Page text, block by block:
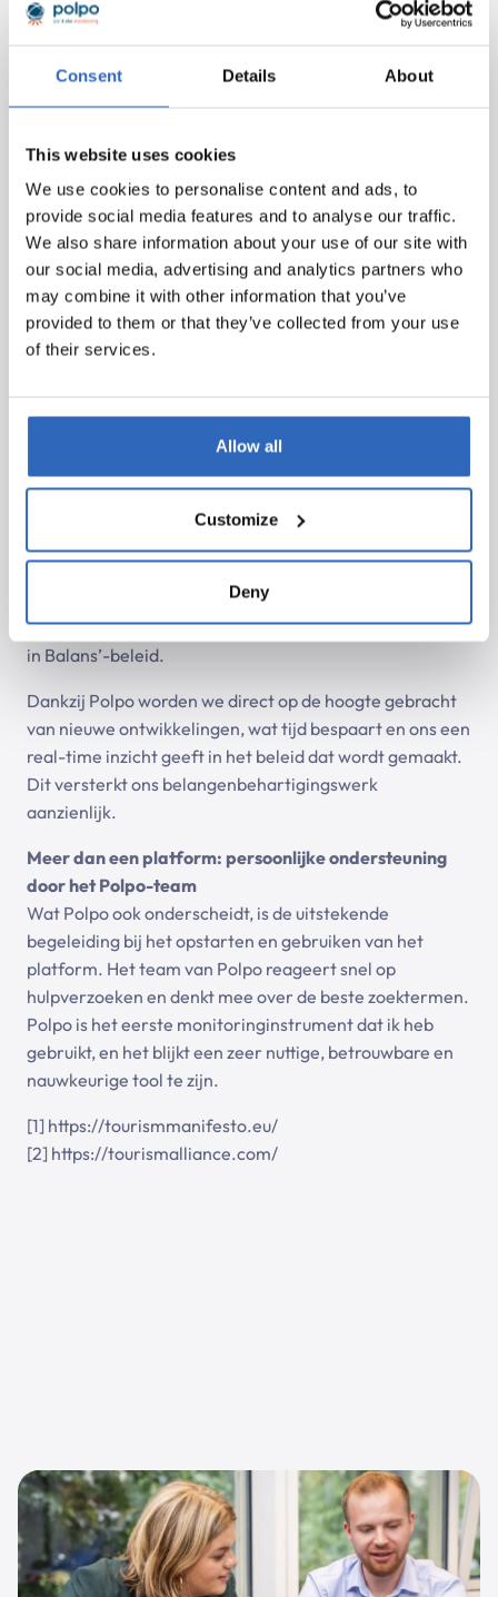
Consent Details About
This website uses cookies
We use cookies to personalise content and ads, to
provide social media features and to analyse our traffic.
We also share information about your use of our site with
our social media, advertising and analytics partners who
may combine it with other information that you’ve
provided to them or that they’ve collected from your use
of their services.
Allow all
Customize
Deny
Gezien de hoeveelheid aan regelgeving die van invloed
is op reizen en toerisme, is Polpo voor ons een uiterst
dashboards die relevante informatie centraliseren.
Op het EU-dashboard vinden we onder meer
documenten van de Europese Commissie, de Raad en
het Parlement. Dit zijn wetsvoorstellen, openbare
consultaties en persberichten, evenals informatie van
EU-agentschappen, zoals FRONTEX. Relevante
onderwerpen op dit moment voor ons zijn onder meer
de digitalisering van Schengen (zoals het visumproces
ETIAS) en herzieningen van de Richtlijn Pakketreizen.
Op het Nederlandse dashboard kunnen we zelf
aangeven van welke gemeente we officiële documenten
willen ontvangen, zoals nieuwe verordeningen en
rapporten. Zo volgen we bijvoorbeeld de stad
Amsterdam op de voet; Een van de populairste
toeristische bestemmingen in Europa en de
maatregelen die worden genomen binnen het ‘Toerisme
in Balans’-beleid.
Dankzij Polpo worden we direct op de hoogte gebracht
van nieuwe ontwikkelingen, wat tijd bespaart en ons een
real-time inzicht geeft in het beleid dat wordt gemaakt.
Dit versterkt ons belangenbehartigingswerk
aanzienlijk.
Meer dan een platform: persoonlijke ondersteuning
door het Polpo-team
Wat Polpo ook onderscheidt, is de uitstekende
begeleiding bij het opstarten en gebruiken van het
platform. Het team van Polpo reageert snel op
hulpverzoeken en denkt mee over de beste zoektermen.
Polpo is het eerste monitoringinstrument dat ik heb
gebruikt, en het blijkt een zeer nuttige, betrouwbare en
nauwkeurige tool te zijn.
[1] https://tourismmanifesto.eu/
[2] https://tourismalliance.com/